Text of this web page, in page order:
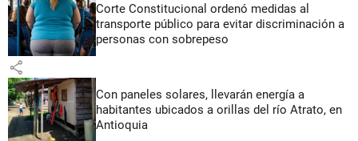
Corte Constitucional ordenó medidas al
transporte público para evitar discriminación a
personas con sobrepeso
share
Con paneles solares, llevarán energía a
habitantes ubicados a orillas del río Atrato, en
Antioquia